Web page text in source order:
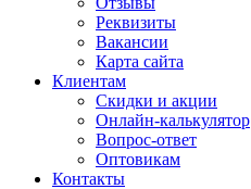
Реквизиты
Вакансии
Карта сайта
Клиентам
Скидки и акции
Онлайн-калькулятор
Вопрос-ответ
Оптовикам
Контакты